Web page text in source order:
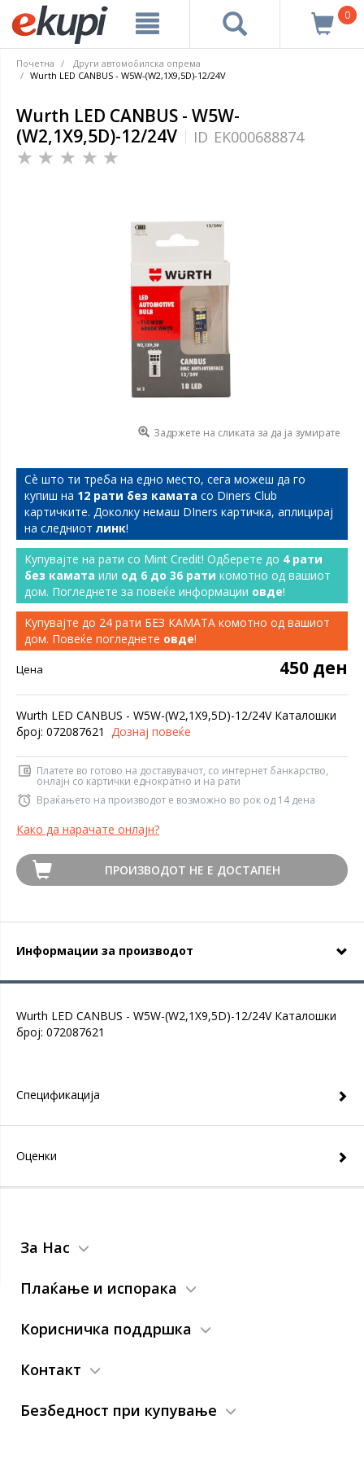
0
Почетна
Други автомобилска опрема
Wurth LED CANBUS - W5W-(W2,1X9,5D)-12/24V
Wurth LED CANBUS - W5W-
(W2,1X9,5D)-12/24V
ID EK000688874
Задржете на сликата за да ја зумирате
Сѐ што ти треба на едно место, сега можеш да го
купиш на 12 рати без камата со Diners Club
картичките. Доколку немаш DIners картичка, аплицирај
на следниот линк!
Купувајте на рати со Mint Credit! Одберете до 4 рати
без камата или од 6 до 36 рати комотно од вашиот
дом. Погледнете за повеќе информации овде!
Купувајте до 24 рати БЕЗ КАМАТА комотно од вашиот
дом. Повеќе погледнете овде!
Цена 450 ден
Wurth LED CANBUS - W5W-(W2,1X9,5D)-12/24V Каталошки
број: 072087621 Дознај повеќе
Платете во готово на доставувачот, со интернет банкарство,
онлајн со картички еднократно и на рати
Враќањето на производот е возможно во рок од 14 дена
Како да нарачате онлајн?
ПРОИЗВОДОТ НЕ Е ДОСТАПЕН
Информации за производот
Wurth LED CANBUS - W5W-(W2,1X9,5D)-12/24V Каталошки
број: 072087621
Спецификација
Оценки
За Нас
Плаќање и испорака
Корисничка поддршка
Контакт
Безбедност при купување